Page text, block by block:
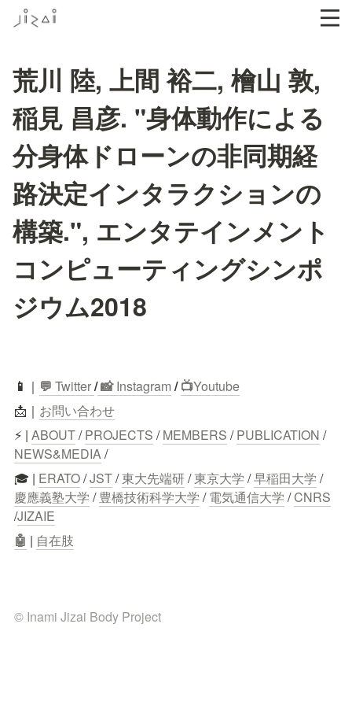
荒川 陸, 上間 裕二, 檜山 敦,
稲見 昌彦. "身体動作による
分身体ドローンの非同期経
路決定インタラクションの
構築.", エンタテインメント
コンピューティングシンポ
ジウム2018
📱 ｜ 💬 Twitter/ 📸 Instagram / 📺Youtube
📩｜ お問い合わせ
⚡ | ABOUT / PROJECTS / MEMBERS / PUBLICATION /
NEWS&MEDIA /
🎓 | ERATO / JST / 東大先端研 / 東京大学 / 早稲田大学 /
慶應義塾大学 / 豊橋技術科学大学 / 電気通信大学 / CNRS
/JIZAIE
🤖 | 自在肢
© Inami Jizai Body Project